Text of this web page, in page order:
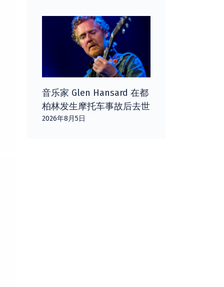
音乐家 Glen Hansard 在都
柏林发生摩托车事故后去世
2026年8月5日